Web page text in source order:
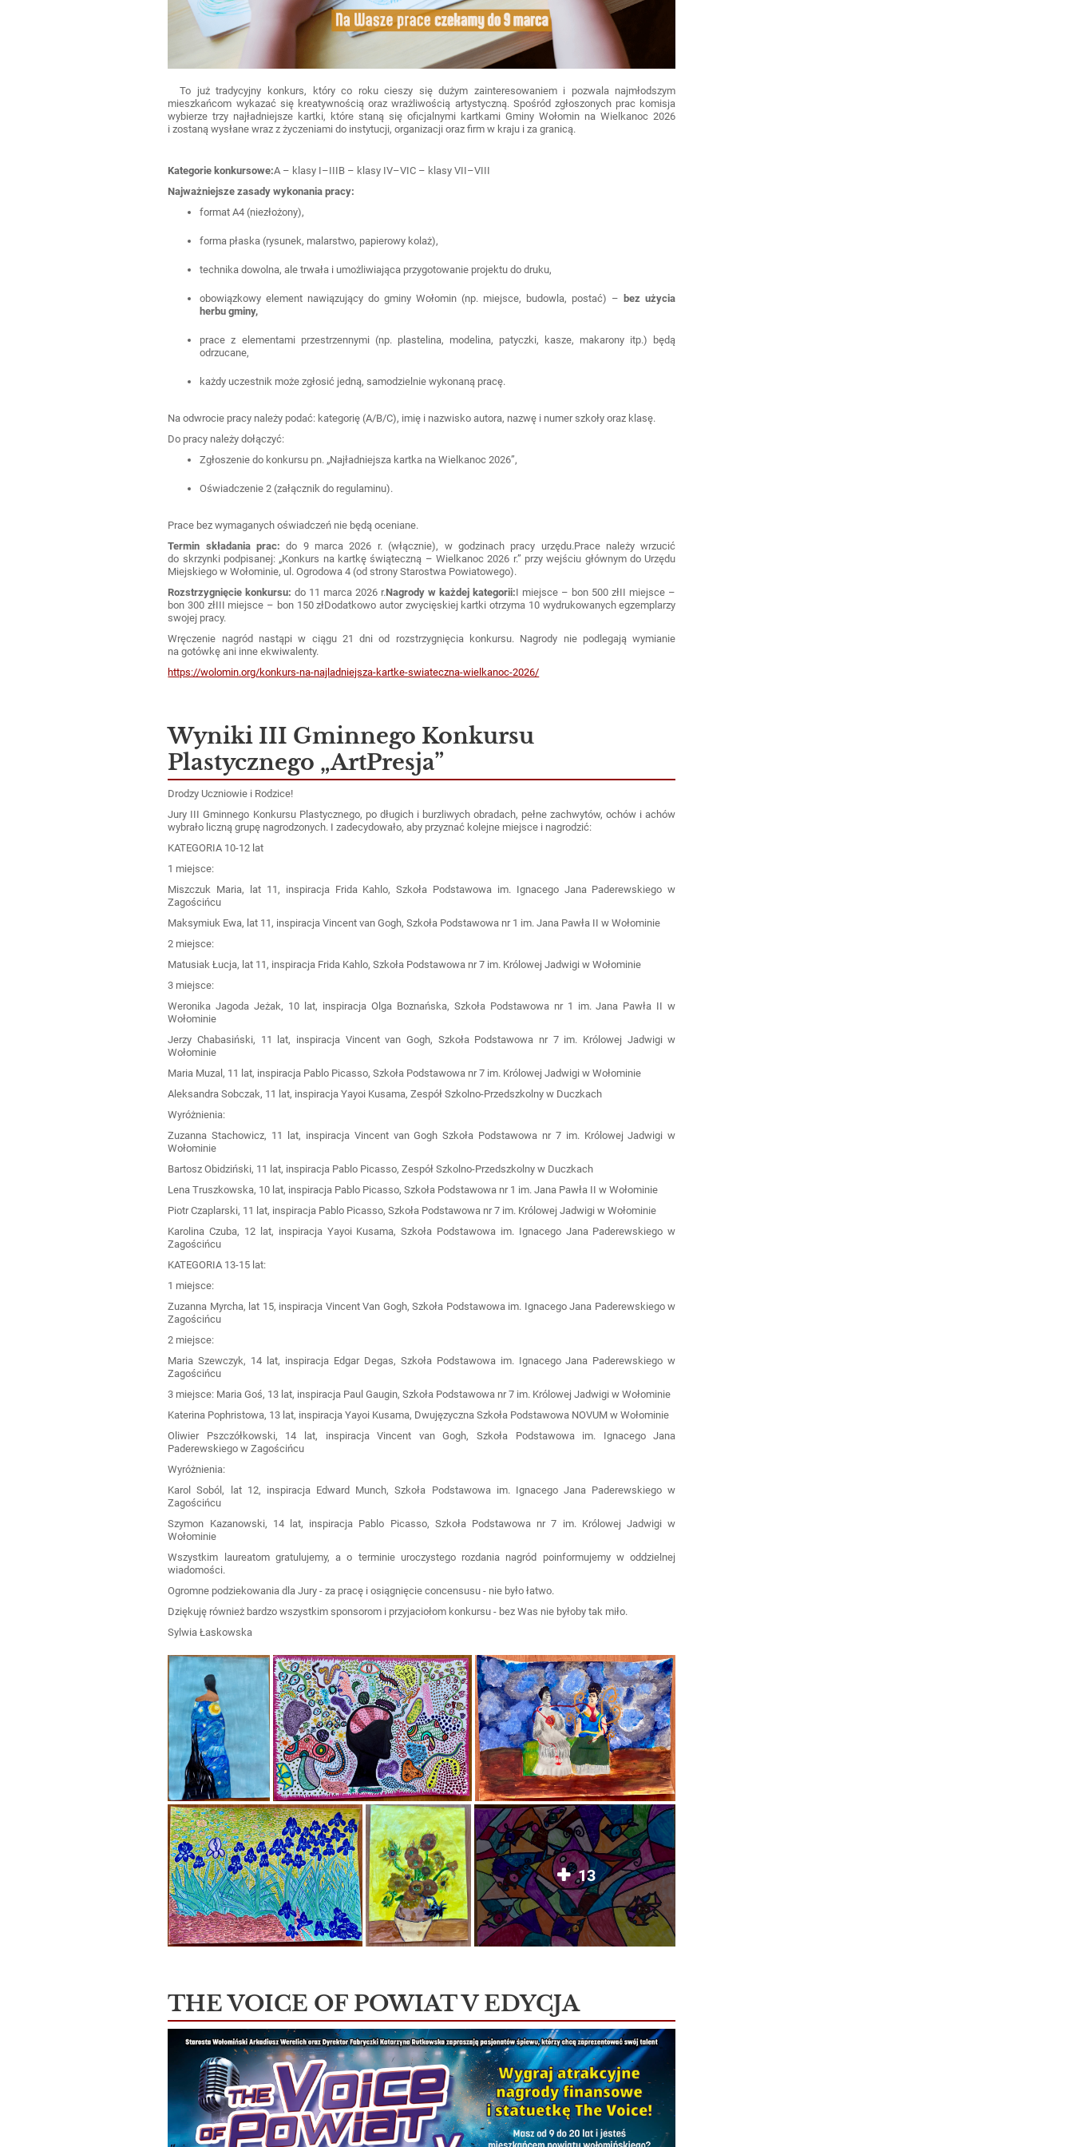
To już tradycyjny konkurs, który co roku cieszy się dużym zainteresowaniem i pozwala najmłodszym
mieszkańcom wykazać się kreatywnością oraz wrażliwością artystyczną. Spośród zgłoszonych prac komisja
wybierze trzy najładniejsze kartki, które staną się oficjalnymi kartkami Gminy Wołomin na Wielkanoc 2026
i zostaną wysłane wraz z życzeniami do instytucji, organizacji oraz firm w kraju i za granicą.
Kategorie konkursowe:A – klasy I–IIIB – klasy IV–VIC – klasy VII–VIII
Najważniejsze zasady wykonania pracy:
format A4 (niezłożony),
forma płaska (rysunek, malarstwo, papierowy kolaż),
technika dowolna, ale trwała i umożliwiająca przygotowanie projektu do druku,
obowiązkowy element nawiązujący do gminy Wołomin (np. miejsce, budowla, postać) – bez użycia
herbu gminy,
prace z elementami przestrzennymi (np. plastelina, modelina, patyczki, kasze, makarony itp.) będą
odrzucane,
każdy uczestnik może zgłosić jedną, samodzielnie wykonaną pracę.
Na odwrocie pracy należy podać: kategorię (A/B/C), imię i nazwisko autora, nazwę i numer szkoły oraz klasę.
Do pracy należy dołączyć:
Zgłoszenie do konkursu pn. „Najładniejsza kartka na Wielkanoc 2026”,
Oświadczenie 2 (załącznik do regulaminu).
Prace bez wymaganych oświadczeń nie będą oceniane.
Termin składania prac: do 9 marca 2026 r. (włącznie), w godzinach pracy urzędu.Prace należy wrzucić
do skrzynki podpisanej: „Konkurs na kartkę świąteczną – Wielkanoc 2026 r.” przy wejściu głównym do Urzędu
Miejskiego w Wołominie, ul. Ogrodowa 4 (od strony Starostwa Powiatowego).
Rozstrzygnięcie konkursu: do 11 marca 2026 r.Nagrody w każdej kategorii:I miejsce – bon 500 złII miejsce –
bon 300 złIII miejsce – bon 150 złDodatkowo autor zwycięskiej kartki otrzyma 10 wydrukowanych egzemplarzy
swojej pracy.
Wręczenie nagród nastąpi w ciągu 21 dni od rozstrzygnięcia konkursu. Nagrody nie podlegają wymianie
na gotówkę ani inne ekwiwalenty.
https://wolomin.org/konkurs-na-najladniejsza-kartke-swiateczna-wielkanoc-2026/
Wyniki III Gminnego Konkursu
Plastycznego „ArtPresja”
Drodzy Uczniowie i Rodzice!
Jury III Gminnego Konkursu Plastycznego, po długich i burzliwych obradach, pełne zachwytów, ochów i achów
wybrało liczną grupę nagrodzonych. I zadecydowało, aby przyznać kolejne miejsce i nagrodzić:
KATEGORIA 10-12 lat
1 miejsce:
Miszczuk Maria, lat 11, inspiracja Frida Kahlo, Szkoła Podstawowa im. Ignacego Jana Paderewskiego w
Zagościńcu
Maksymiuk Ewa, lat 11, inspiracja Vincent van Gogh, Szkoła Podstawowa nr 1 im. Jana Pawła II w Wołominie
2 miejsce:
Matusiak Łucja, lat 11, inspiracja Frida Kahlo, Szkoła Podstawowa nr 7 im. Królowej Jadwigi w Wołominie
3 miejsce:
Weronika Jagoda Jeżak, 10 lat, inspiracja Olga Boznańska, Szkoła Podstawowa nr 1 im. Jana Pawła II w
Wołominie
Jerzy Chabasiński, 11 lat, inspiracja Vincent van Gogh, Szkoła Podstawowa nr 7 im. Królowej Jadwigi w
Wołominie
Maria Muzal, 11 lat, inspiracja Pablo Picasso, Szkoła Podstawowa nr 7 im. Królowej Jadwigi w Wołominie
Aleksandra Sobczak, 11 lat, inspiracja Yayoi Kusama, Zespół Szkolno-Przedszkolny w Duczkach
Wyróżnienia:
Zuzanna Stachowicz, 11 lat, inspiracja Vincent van Gogh Szkoła Podstawowa nr 7 im. Królowej Jadwigi w
Wołominie
Bartosz Obidziński, 11 lat, inspiracja Pablo Picasso, Zespół Szkolno-Przedszkolny w Duczkach
Lena Truszkowska, 10 lat, inspiracja Pablo Picasso, Szkoła Podstawowa nr 1 im. Jana Pawła II w Wołominie
Piotr Czaplarski, 11 lat, inspiracja Pablo Picasso, Szkoła Podstawowa nr 7 im. Królowej Jadwigi w Wołominie
Karolina Czuba, 12 lat, inspiracja Yayoi Kusama, Szkoła Podstawowa im. Ignacego Jana Paderewskiego w
Zagościńcu
KATEGORIA 13-15 lat:
1 miejsce:
Zuzanna Myrcha, lat 15, inspiracja Vincent Van Gogh, Szkoła Podstawowa im. Ignacego Jana Paderewskiego w
Zagościńcu
2 miejsce:
Maria Szewczyk, 14 lat, inspiracja Edgar Degas, Szkoła Podstawowa im. Ignacego Jana Paderewskiego w
Zagościńcu
3 miejsce: Maria Goś, 13 lat, inspiracja Paul Gaugin, Szkoła Podstawowa nr 7 im. Królowej Jadwigi w Wołominie
Katerina Pophristowa, 13 lat, inspiracja Yayoi Kusama, Dwujęzyczna Szkoła Podstawowa NOVUM w Wołominie
Oliwier Pszczółkowski, 14 lat, inspiracja Vincent van Gogh, Szkoła Podstawowa im. Ignacego Jana
Paderewskiego w Zagościńcu
Wyróżnienia:
Karol Soból, lat 12, inspiracja Edward Munch, Szkoła Podstawowa im. Ignacego Jana Paderewskiego w
Zagościńcu
Szymon Kazanowski, 14 lat, inspiracja Pablo Picasso, Szkoła Podstawowa nr 7 im. Królowej Jadwigi w
Wołominie
Wszystkim laureatom gratulujemy, a o terminie uroczystego rozdania nagród poinformujemy w oddzielnej
wiadomości.
Ogromne podziekowania dla Jury - za pracę i osiągnięcie concensusu - nie było łatwo.
Dziękuję również bardzo wszystkim sponsorom i przyjaciołom konkursu - bez Was nie byłoby tak miło.
Sylwia Łaskowska
13
THE VOICE OF POWIAT V EDYCJA